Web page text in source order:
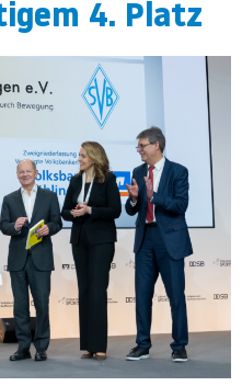
4. Platz